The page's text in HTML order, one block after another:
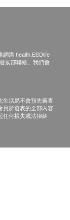
制病毒感染
抗254種微
類。
購 health.ESDlife
展部聯絡。我們會
生活易不會預先審查
員所發表的全部內容
任何損失或法律糾